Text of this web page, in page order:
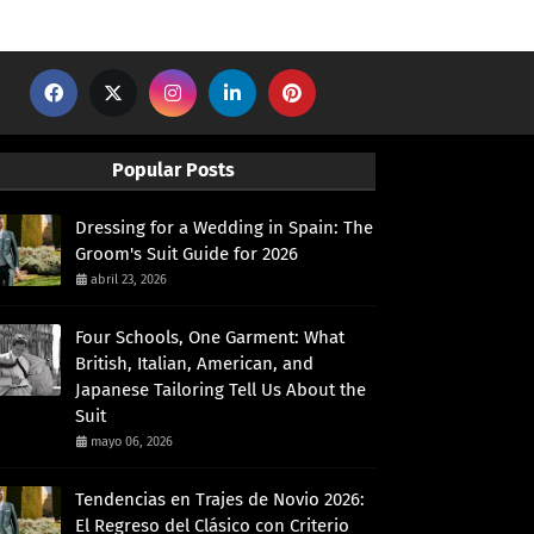
Popular Posts
Dressing for a Wedding in Spain: The
Groom's Suit Guide for 2026
abril 23, 2026
Four Schools, One Garment: What
British, Italian, American, and
Japanese Tailoring Tell Us About the
Suit
mayo 06, 2026
Tendencias en Trajes de Novio 2026:
El Regreso del Clásico con Criterio